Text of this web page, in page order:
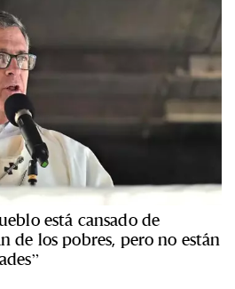
está cansado de
de los pobres, pero no están